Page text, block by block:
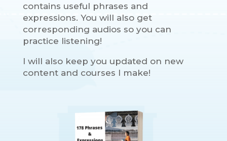
contains useful phrases and
expressions. You will also get
corresponding audios so you can
practice listening!
I will also keep you updated on new
content and courses I make!